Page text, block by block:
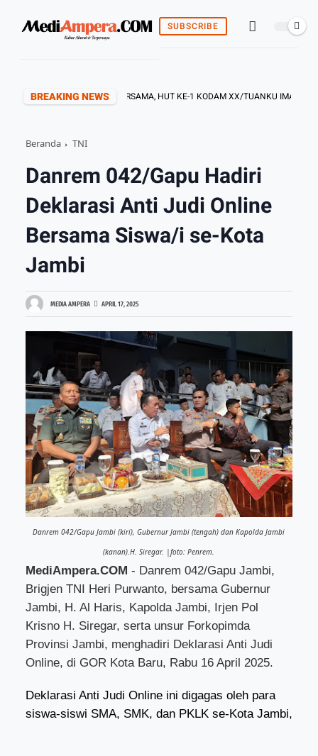
SUBSCRIBE
BREAKING NEWS
GAPU GELAR DOA BERSAMA, HUT KE-1 KODAM XX/TUANKU IMAM BONJOL
Beranda TNI
Danrem 042/Gapu Hadiri
Deklarasi Anti Judi Online
Bersama Siswa/i se-Kota
Jambi
MEDIA AMPERA APRIL 17, 2025
Danrem 042/Gapu Jambi (kiri), Gubernur Jambi (tengah) dan Kapolda Jambi
(kanan).H. Siregar. |foto: Penrem.
MediAmpera.COM - Danrem 042/Gapu Jambi,
Brigjen TNI Heri Purwanto, bersama Gubernur
Jambi, H. Al Haris, Kapolda Jambi, Irjen Pol
Krisno H. Siregar, serta unsur Forkopimda
Provinsi Jambi, menghadiri Deklarasi Anti Judi
Online, di GOR Kota Baru, Rabu 16 April 2025.
Deklarasi Anti Judi Online ini digagas oleh para
siswa-siswi SMA, SMK, dan PKLK se-Kota Jambi,